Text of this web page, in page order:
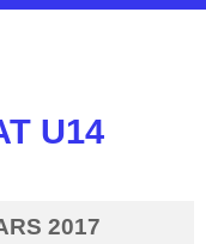
U14
2017